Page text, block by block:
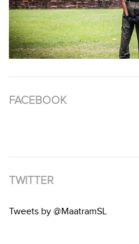
FACEBOOK
TWITTER
Tweets by @MaatramSL